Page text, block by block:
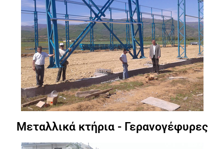
Μεταλλικά κτήρια - Γερανογέφυρες